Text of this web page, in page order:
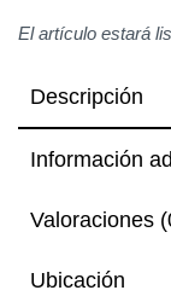
El artículo estará
Descripción
Información
Valoraciones
Ubicación